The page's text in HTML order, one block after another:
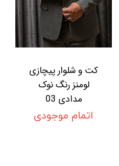
کت و شلوار پیچازی
لومنز رنگ نوک
مدادی 03
اتمام موجودی